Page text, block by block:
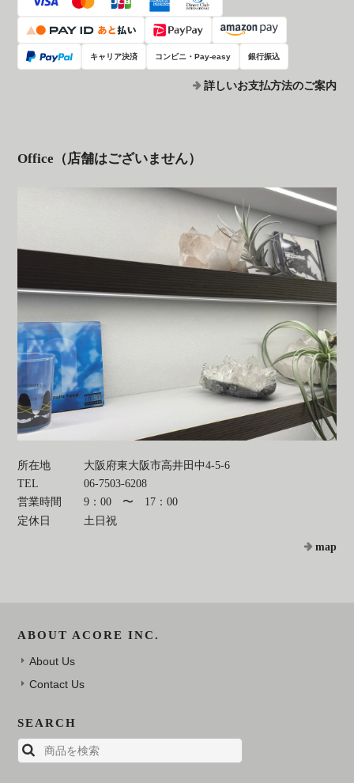
キャリア決済 コンビニ・Pay-easy 銀行振込
詳しいお支払方法のご案内
Office（店舗はございません）
所在地
大阪府東大阪市高井田中4-5-6
TEL
06-7503-6208
営業時間
9：00 〜 17：00
定休日
土日祝
map
ABOUT ACORE INC.
About Us
Contact Us
SEARCH